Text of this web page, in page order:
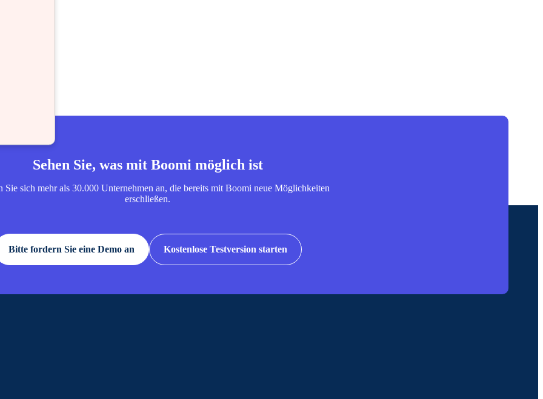
Sehen Sie, was mit Boomi möglich ist
Sie sich mehr als 30.000 Unternehmen an, die bereits mit Boomi neue Möglichkeiten
erschließen.
Bitte fordern Sie eine Demo an Kostenlose Testversion starten